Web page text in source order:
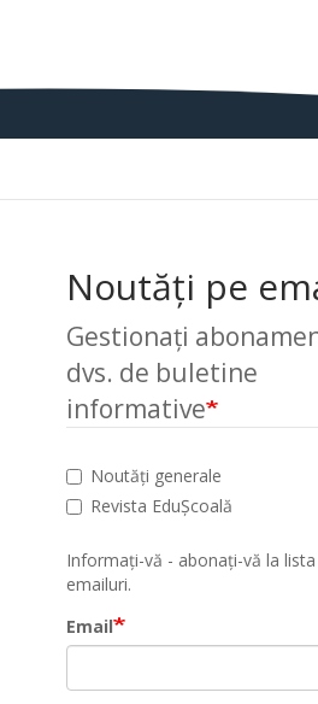
Noutăți pe
Gestionați
dvs. de buletine
informative
Noutăți generale
Revista EduȘcoală
Informați-vă - abonați-vă la
emailuri.
Email